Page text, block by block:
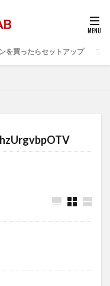
を買ったらセットアップ プ
Code
グラミング準備